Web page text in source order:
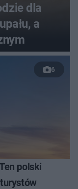
dla
a
6
polski